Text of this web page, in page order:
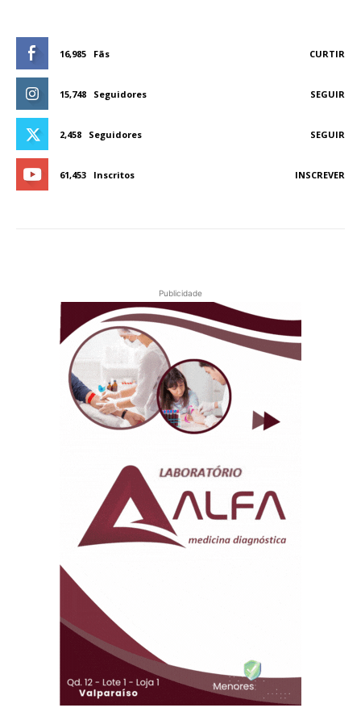
16,985 Fãs CURTIR
15,748 Seguidores SEGUIR
2,458 Seguidores SEGUIR
61,453 Inscritos INSCREVER
Publicidade